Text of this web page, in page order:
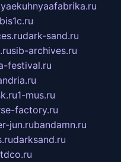
dark-sand.ru
sib-archives.ru
festival.ru
1-mus.ru
factory.ru
jun.rubandamn.ru
darksand.ru